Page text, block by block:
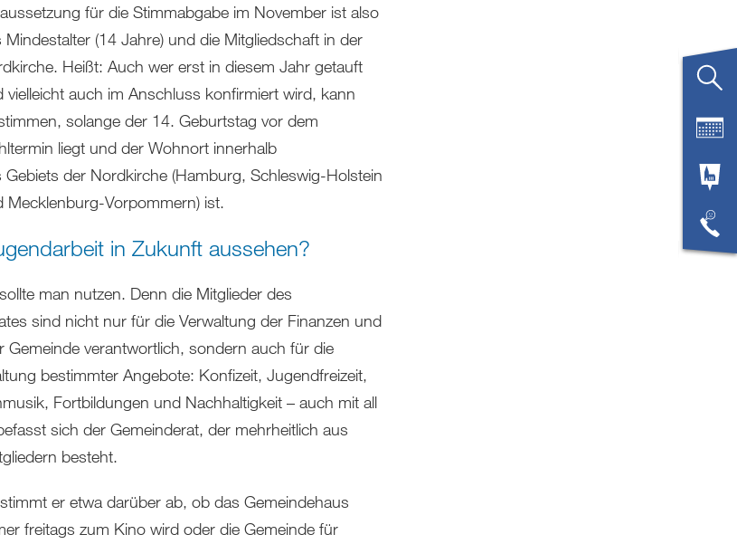
für die Stimmabgabe im November ist also
Mindestalter (14 Jahre) und die Mitgliedschaft in der
Heißt: Auch wer erst in diesem Jahr getauft
vielleicht auch im Anschluss konfirmiert wird, kann
solange der 14. Geburtstag vor dem
liegt und der Wohnort innerhalb
Gebiets der Nordkirche (Hamburg, Schleswig-Holstein
Mecklenburg-Vorpommern) ist.
in Zukunft aussehen?
man nutzen. Denn die Mitglieder des
sind nicht nur für die Verwaltung der Finanzen und
Gemeinde verantwortlich, sondern auch für die
bestimmter Angebote: Konfizeit, Jugendfreizeit,
Fortbildungen und Nachhaltigkeit – auch mit all
sich der Gemeinderat, der mehrheitlich aus
besteht.
er etwa darüber ab, ob das Gemeindehaus
freitags zum Kino wird oder die Gemeinde für